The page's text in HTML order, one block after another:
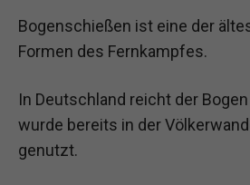
Bogenschießen ist eine der
Formen des Fernkampfes.
In Deutschland reicht der
wurde bereits in der
genutzt.